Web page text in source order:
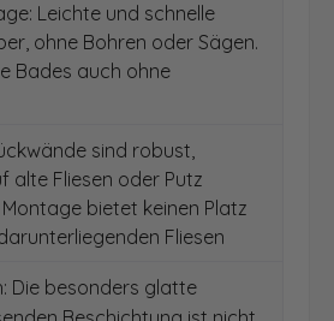
Leichte und schnelle
ohne Bohren oder Sägen.
Bades auch ohne
sind robust,
alte Fliesen oder Putz
bietet keinen Platz
Fliesen
Die besonders glatte